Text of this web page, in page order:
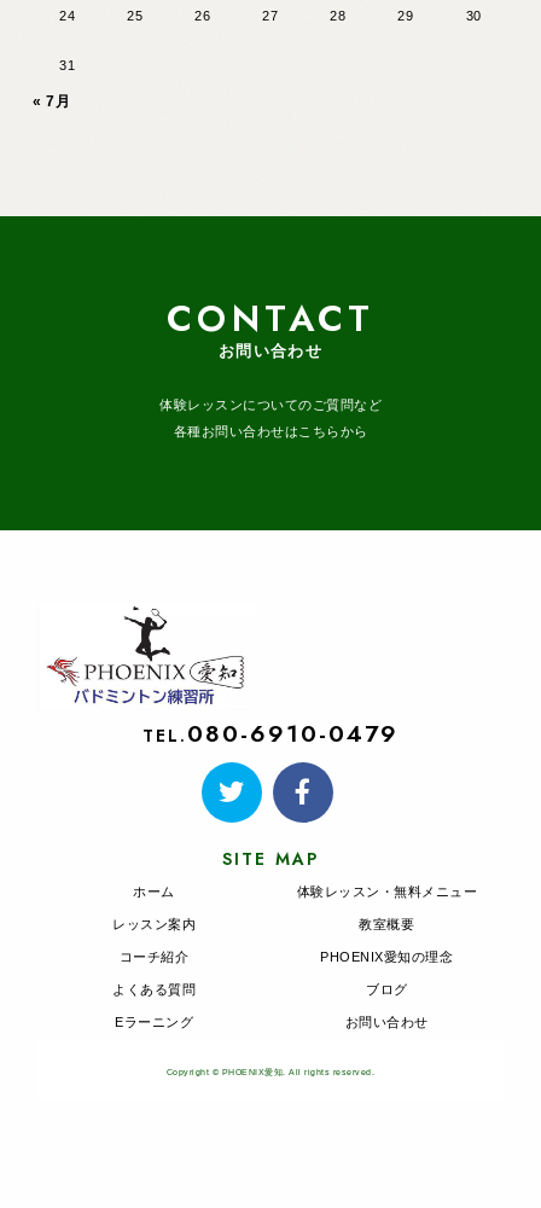
24 25 26 27 28 29 30
31
« 7月
CONTACT
お問い合わせ
体験レッスンについてのご質問など
各種お問い合わせはこちらから
TEL. 080-6910-0479
SITE MAP
ホーム
レッスン案内
コーチ紹介
よくある質問
Eラーニング
体験レッスン・無料メニュー
教室概要
PHOENIX愛知の理念
ブログ
お問い合わせ
Copyright © PHOENIX愛知. All rights reserved.